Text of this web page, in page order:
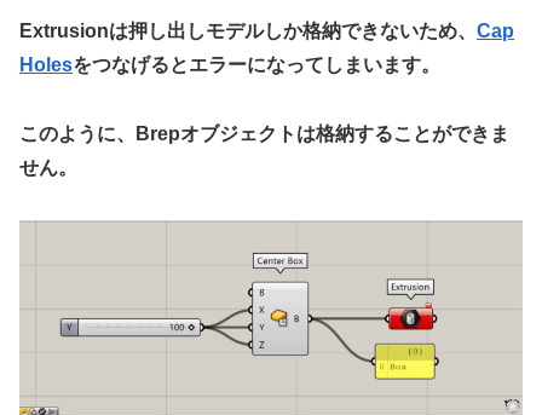
Extrusionは押し出しモデルしか格納できないため、 Cap
Holesをつなげるとエラーになってしまいます。
このように、Brepオブジェクトは格納することができま
せん。